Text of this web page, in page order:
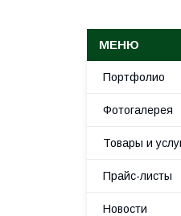
Портфолио
Фотогалерея
Товары и
Прайс-листы
Новости